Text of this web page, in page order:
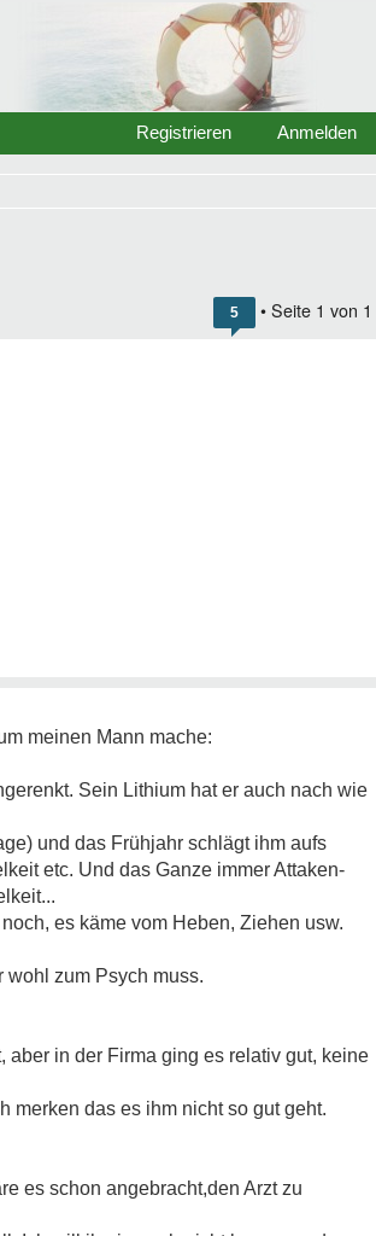
Anmelden
Registrieren
5 • Seite 1 von 1
meinen Mann mache:
Sein Lithium hat er auch nach wie
und das Frühjahr schlägt ihm aufs
etc. Und das Ganze immer Attaken-
es käme vom Heben, Ziehen usw.
wohl zum Psych muss.
aber in der Firma ging es relativ gut, keine
merken das es ihm nicht so gut geht.
es schon angebracht,den Arzt zu